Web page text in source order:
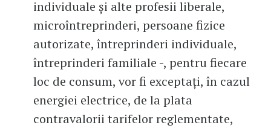
individuale şi alte profesii liberale,
microîntreprinderi, persoane fizice
autorizate, întreprinderi individuale,
întreprinderi familiale -, pentru fiecare
loc de consum, vor fi exceptaţi, în cazul
energiei electrice, de la plata
contravalorii tarifelor reglementate,